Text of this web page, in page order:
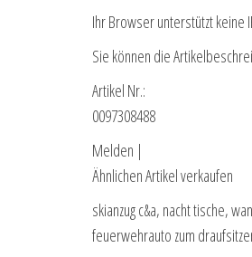
Ihr Browser unterstützt keine
Sie können die
Artikel Nr.:
0097308488
Melden |
Ähnlichen Artikel verkaufen
skianzug c&a, nacht tische,
feuerwehrauto zum